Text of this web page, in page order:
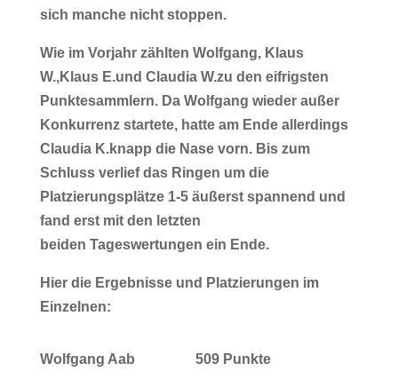
sich manche nicht stoppen.
Wie im Vorjahr zählten Wolfgang, Klaus
W.,Klaus E.und Claudia W.zu den eifrigsten
Punktesammlern. Da Wolfgang wieder außer
Konkurrenz startete, hatte am Ende allerdings
Claudia K.knapp die Nase vorn. Bis zum
Schluss verlief das Ringen um die
Platzierungsplätze 1-5 äußerst spannend und
fand erst mit den letzten
beiden Tageswertungen ein Ende.
Hier die Ergebnisse und Platzierungen im
Einzelnen:
Wolfgang Aab 509 Punkte